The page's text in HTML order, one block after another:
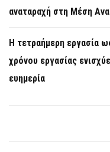
αναταραχή στη Μέση
Η τετραήμερη εργασία
χρόνου εργασίας
ευημερία